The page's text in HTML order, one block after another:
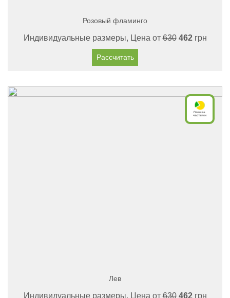
Розовый фламинго
Индивидуальные размеры, Цена от630 462грн
Рассчитать
Лев
Индивидуальные размеры, Цена от630 462грн